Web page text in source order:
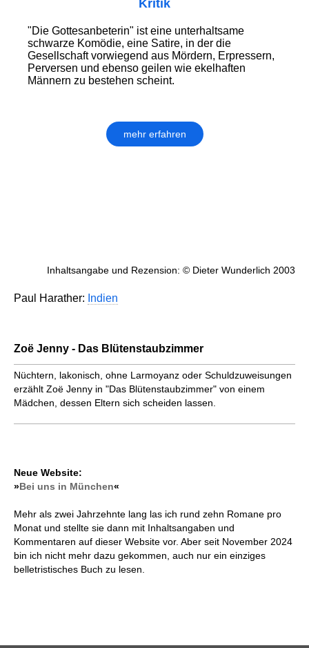
Kritik
"Die Gottesanbeterin" ist eine unterhaltsame
schwarze Komödie, eine Satire, in der die
Gesellschaft vorwiegend aus Mördern, Erpressern,
Perversen und ebenso geilen wie ekelhaften
Männern zu bestehen scheint.
mehr erfahren
Inhaltsangabe und Rezension: © Dieter Wunderlich 2003
Paul Harather: Indien
Zoë Jenny - Das Blütenstaubzimmer
Nüchtern, lakonisch, ohne Larmoyanz oder Schuldzuweisungen
erzählt Zoë Jenny in "Das Blütenstaubzimmer" von einem
Mädchen, dessen Eltern sich scheiden lassen.
Neue Website:
»Bei uns in München«
Mehr als zwei Jahrzehnte lang las ich rund zehn Romane pro
Monat und stellte sie dann mit Inhaltsangaben und
Kommentaren auf dieser Website vor. Aber seit November 2024
bin ich nicht mehr dazu gekommen, auch nur ein einziges
belletristisches Buch zu lesen.